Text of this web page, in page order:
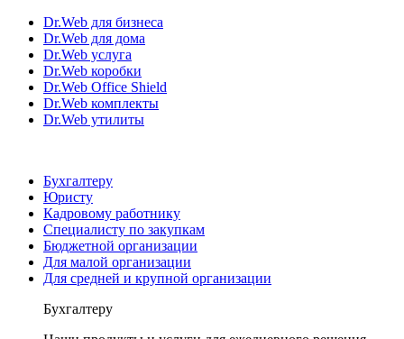
Dr.Web для бизнеса
Dr.Web для дома
Dr.Web услуга
Dr.Web коробки
Dr.Web Office Shield
Dr.Web комплекты
Dr.Web утилиты
Бухгалтеру
Юристу
Кадровому работнику
Специалисту по закупкам
Бюджетной организации
Для малой организации
Для средней и крупной организации
Бухгалтеру